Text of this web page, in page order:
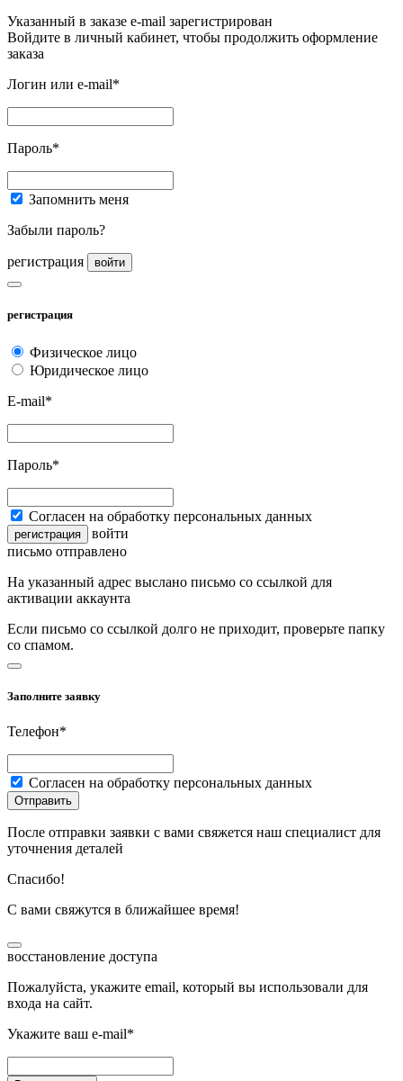
Указанный в заказе e-mail зарегистрирован
Войдите в личный кабинет, чтобы продолжить оформление
заказа
Логин или e-mail*
Пароль*
Запомнить меня
Забыли пароль?
регистрация войти
регистрация
Физическое лицо
Юридическое лицо
E-mail*
Пароль*
Согласен на обработку персональных данных
регистрация
войти
письмо отправлено
На указанный адрес выслано письмо со ссылкой для
активации аккаунта
Если письмо со ссылкой долго не приходит, проверьте папку
со спамом.
Заполните заявку
Телефон*
Согласен на обработку персональных данных
Отправить
После отправки заявки с вами свяжется наш специалист для
уточнения деталей
Спасибо!
С вами свяжутся в ближайшее время!
восстановление доступа
Пожалуйста, укажите email, который вы использовали для
входа на сайт.
Укажите ваш e-mail*